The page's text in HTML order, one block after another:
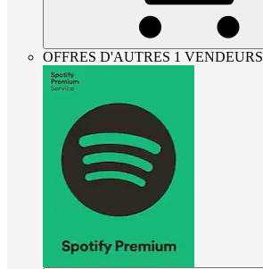
OFFRES D'AUTRES 1 VENDEURS